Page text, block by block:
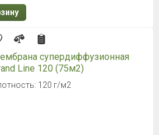
супердиффузионная
Line 120 (75м2)
120 г/м2